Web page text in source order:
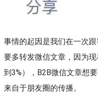
事情的起因是我们在一次
要多转发微信文章，因为
到3%），B2B微信文章想
来自于朋友圈的传播。